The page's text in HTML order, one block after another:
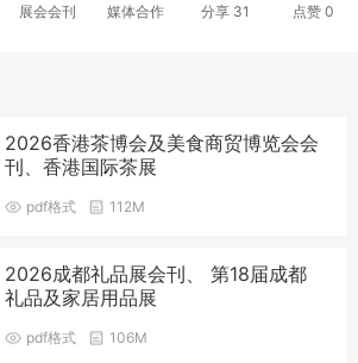
展会会刊 媒体合作 分享 31 点赞0
2026香港茶博会及美食商贸博览会会
刊、香港国际茶展
pdf格式 112M
2026成都礼品展会刊、 第18届成都
礼品及家居用品展
pdf格式 106M